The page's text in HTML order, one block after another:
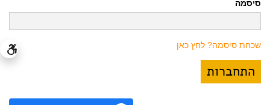
סיסמה
שכחת סיסמה? לחץ כאן